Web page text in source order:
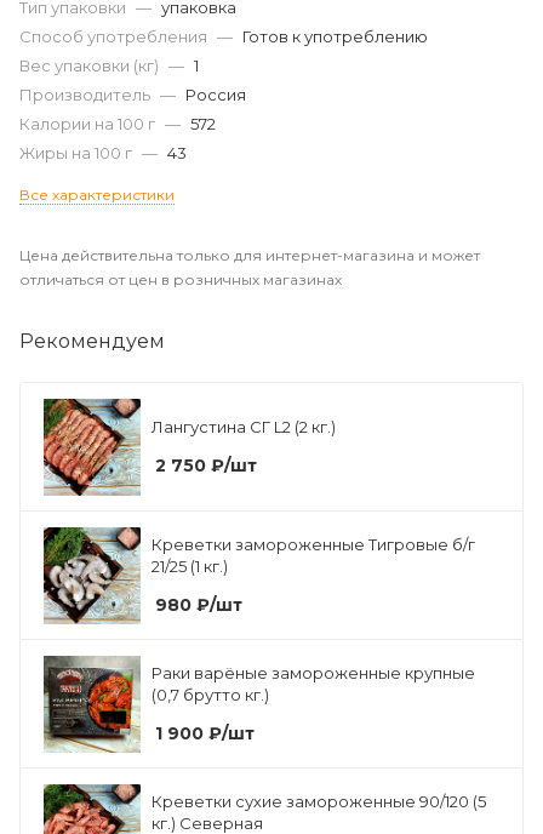
Тип упаковки — упаковка
Способ употребления — Готов к употреблению
Вес упаковки (кг) — 1
Производитель — Россия
Калории на 100 г — 572
Жиры на 100 г — 43
Все характеристики
Цена действительна только для интернет-магазина и может
отличаться от цен в розничных магазинах
Рекомендуем
Лангустина СГ L2 (2 кг.)
2 750 ₽/шт
Креветки замороженные Тигровые б/г
21/25 (1 кг.)
980 ₽/шт
Раки варёные замороженные крупные
(0,7 брутто кг.)
1 900 ₽/шт
Креветки сухие замороженные 90/120 (5
кг.) Северная